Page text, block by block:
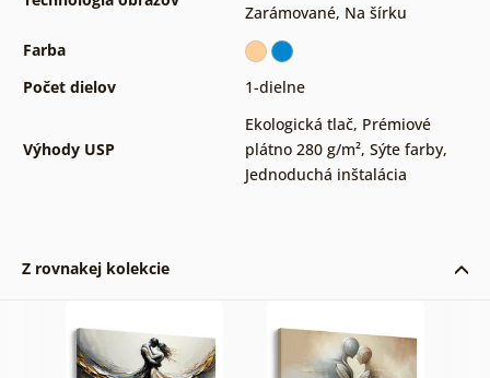
Zarámované, Na šírku
Farba
Počet dielov
1-dielne
Výhody USP
Ekologická tlač, Prémiové
plátno 280 g/m², Sýte farby,
Jednoduchá inštalácia
Z rovnakej kolekcie